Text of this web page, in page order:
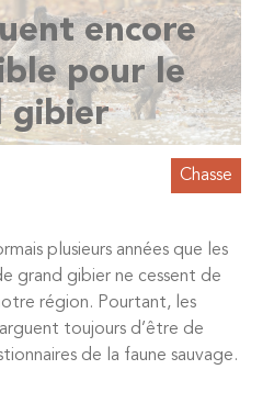
encore
pour le
gibier
Chasse
plusieurs années que les
grand gibier ne cessent de
région. Pourtant, les
toujours d’être de
de la faune sauvage.